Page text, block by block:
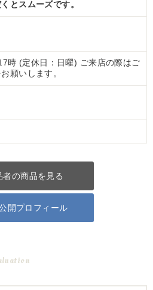
とスムーズです。
時 (定休日：日曜) ご来店の際はご
願いします。
者の商品を見る
開プロフィール